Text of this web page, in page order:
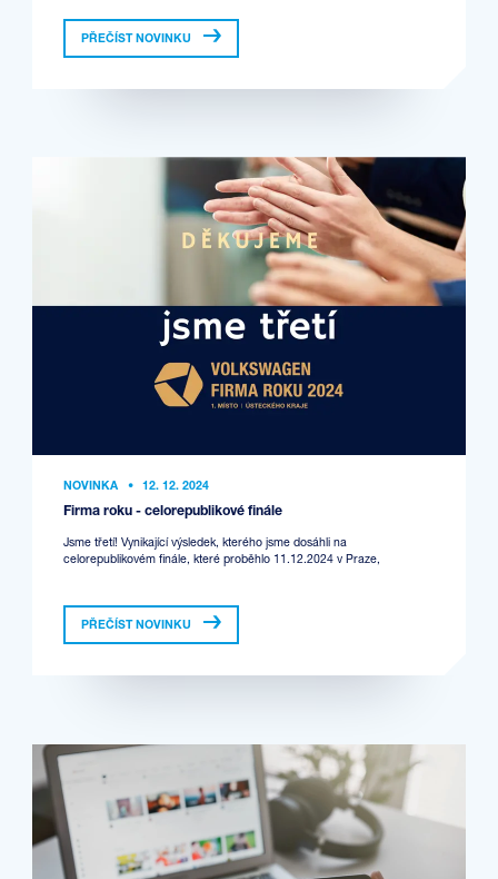
PŘEČÍST NOVINKU
NOVINKA • 12. 12. 2024
Firma roku - celorepublikové finále
Jsme třetí! Vynikající výsledek, kterého jsme dosáhli na
celorepublikovém finále, které proběhlo 11.12.2024 v Praze,
PŘEČÍST NOVINKU